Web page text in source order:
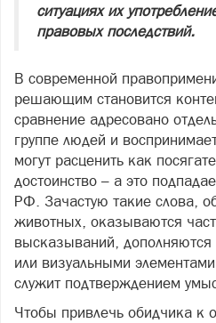
ситуациях их
правовых последствий.
В современной
решающим становится
сравнение адресовано
группе людей и
могут расценить как
достоинство – а это
РФ. Зачастую такие слова,
животных, оказываются
высказываний, дополняются
или визуальными
служит подтверждением
Чтобы привлечь обидчика к